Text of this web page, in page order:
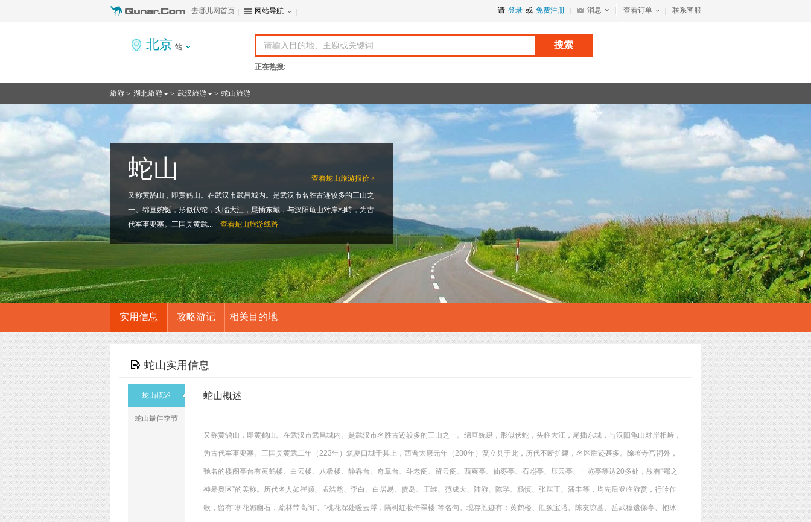
请 登录 或 免费注册 消息 查看订单 联系客服
去哪儿网首页 网站导航
北京 站 搜索
正在热搜:
旅游 > 湖北旅游 > 武汉旅游 > 蛇山旅游
查看蛇山旅游报价 >
蛇山
又称黄鹄山，即黄鹤山。在武汉市武昌城内。是武汉市名胜古迹较多的三山之
一。绵亘婉蜒，形似伏蛇，头临大江，尾插东城，与汉阳龟山对岸相峙，为古
代军事要塞。三国吴黄武...
查看蛇山旅游线路
实用信息 攻略游记 相关目的地
蛇山实用信息
蛇山概述
蛇山最佳季节
蛇山概述
又称黄鹄山，即黄鹤山。在武汉市武昌城内。是武汉市名胜古迹较多的三山之一。绵亘婉蜒，形似伏蛇，头临大江，尾插东城，与汉阳龟山对岸相峙，
为古代军事要塞。三国吴黄武二年（223年）筑夏口城于其上，西晋太康元年（280年）复立县于此，历代不断扩建，名区胜迹甚多。除署寺宫祠外，
驰名的楼阁亭台有黄鹤楼、白云楼、八极楼、静春台、奇章台、斗老阁、留云阁、西爽亭、仙枣亭、石照亭、压云亭、一览亭等达20多处，故有“鄂之
神皋奥区”的美称。历代名人如崔颢、孟浩然、李白、白居易、贾岛、王维、范成大、陆游、陈孚、杨慎、张居正、潘丰等，均先后登临游赏，行吟作
歌，留有“寒花媚幽石，疏林带高阁”、“桃花深处暖云浮，隔树红妆倚翠楼”等名句。现存胜迹有：黄鹤楼、胜象宝塔、陈友谅墓、岳武穆遗像亭、抱冰